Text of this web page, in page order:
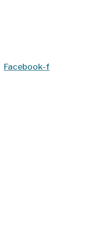
Facebook-f